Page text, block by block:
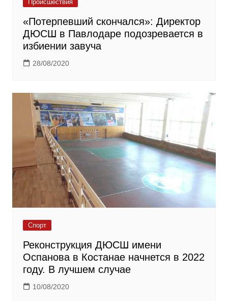
Происшествия
«Потерпевший скончался»: Директор
ДЮСШ в Павлодаре подозревается в
избиении завуча
28/08/2020
Спорт
Реконструкция ДЮСШ имени
Оспанова в Костанае начнется в 2022
году. В лучшем случае
10/08/2020